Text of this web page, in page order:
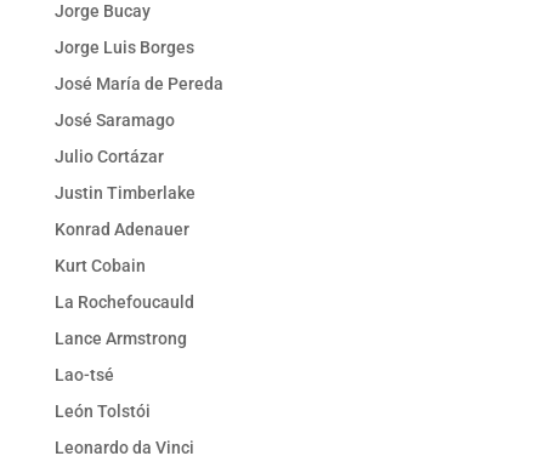
Jorge Bucay
Jorge Luis Borges
José María de Pereda
José Saramago
Julio Cortázar
Justin Timberlake
Konrad Adenauer
Kurt Cobain
La Rochefoucauld
Lance Armstrong
Lao-tsé
León Tolstói
Leonardo da Vinci